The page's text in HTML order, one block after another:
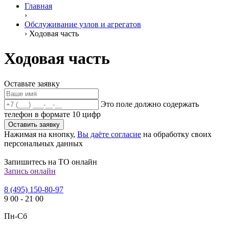
Главная
›
Обслуживание узлов и агрегатов
› Ходовая часть
Ходовая часть
Оставьте заявку
Это поле должно содержать
телефон в формате 10 цифр
Оставить заявку
Нажимая на кнопку, Вы даёте согласие на обработку своих
персональных данных
Запишитесь на ТО онлайн
Запись онлайн
8 (495) 150-80-97
9 00 - 21 00
Пн-Сб